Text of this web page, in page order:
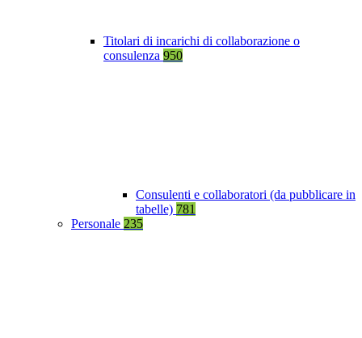
Titolari di incarichi di collaborazione o
consulenza 950
Consulenti e collaboratori (da pubblicare in
tabelle) 781
Personale 235